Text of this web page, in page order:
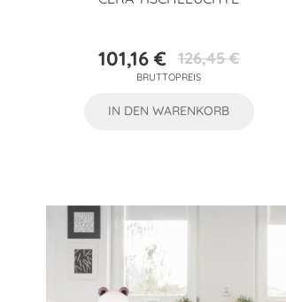
Preis
101,16 € Verkaufspreis
126,45 €
BRUTTOPREIS
IN DEN WARENKORB